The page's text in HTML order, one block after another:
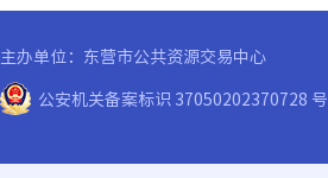
主办单位：东营市公共资源交易中心
公安机关备案标识 37050202370728 号